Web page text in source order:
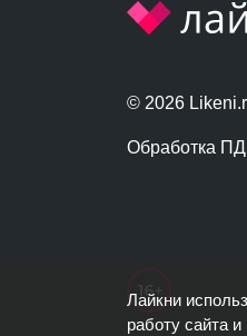
© 2026
Обработка ПД
Лайкни
работу сайта